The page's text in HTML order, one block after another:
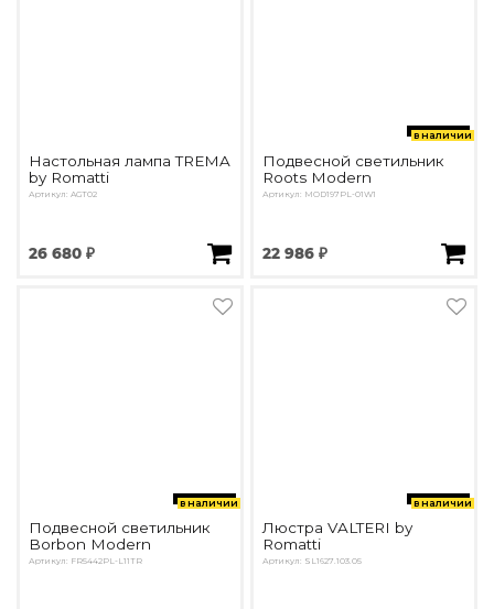
Настольная лампа TREMA
by Romatti
Артикул: AGT02
26 680 ₽
в наличии
Подвесной светильник
Roots Modern
Артикул: MOD197PL-01W1
22 986 ₽
в наличии
Подвесной светильник
Borbon Modern
Артикул: FR5442PL-L11TR
в наличии
Люстра VALTERI by
Romatti
Артикул: SL1627.103.05